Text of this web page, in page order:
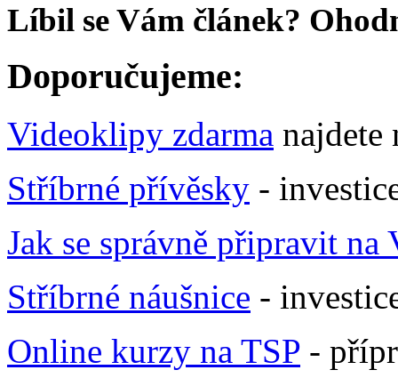
Líbil se Vám článek?
Doporučujeme:
Videoklipy zdarma najdete
Stříbrné přívěsky -
Jak se správně připravit na
Stříbrné náušnice -
Online kurzy na TSP -